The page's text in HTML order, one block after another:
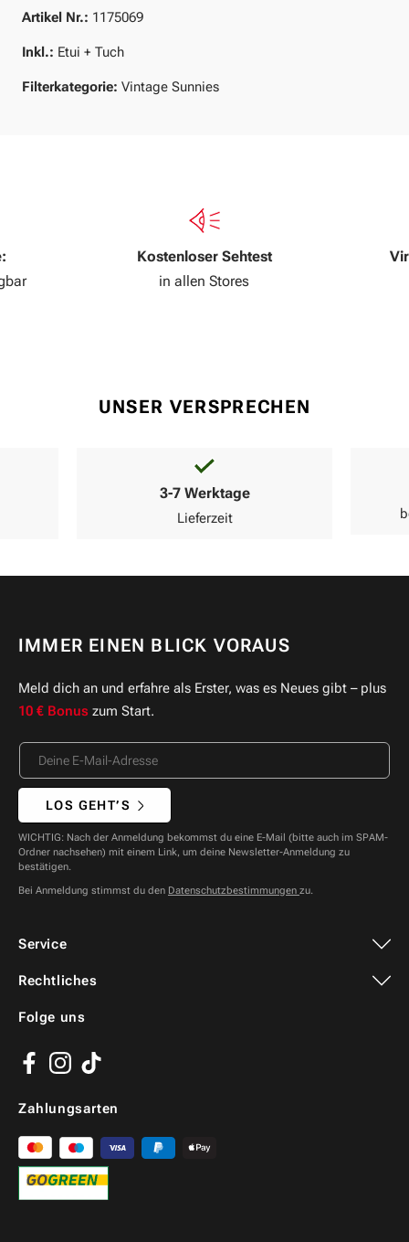
Artikel Nr.: 1175069
Inkl.: Etui + Tuch
Filterkategorie: Vintage Sunnies
Kostenloser Sehtest
in allen Stores
UNSER VERSPRECHEN
3-7 Werktage
Lieferzeit
Service
Folge uns
Facebook
Instagram
TikTok
Zahlungsarten
Rechtliches
IMMER EINEN BLICK VORAUS
Meld dich an und erfahre als Erster, was es Neues gibt – plus
10 € Bonus zum Start.
LOS GEHT’S
WICHTIG: Nach der Anmeldung bekommst du eine E-Mail (bitte auch im SPAM-
Ordner nachsehen) mit einem Link, um deine Newsletter-Anmeldung zu
bestätigen.
Bei Anmeldung stimmst du den Datenschutzbestimmungen zu.